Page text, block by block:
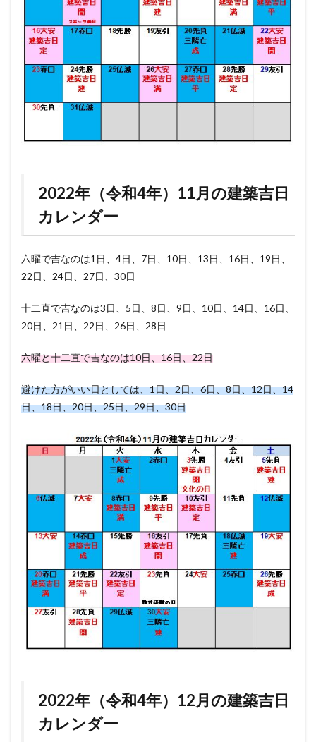
2022年（令和4年）11月の建築吉日
カレンダー
六曜で吉なのは1日、4日、7日、10日、13日、16日、19日、
22日、24日、27日、30日
十二直で吉なのは3日、5日、8日、9日、10日、14日、16日、
20日、21日、22日、26日、28日
六曜と十二直で吉なのは10日、16日、22日
避けた方がいい日としては、1日、2日、6日、8日、12日、14
日、18日、20日、25日、29日、30日
2022年（令和4年）12月の建築吉日
カレンダー